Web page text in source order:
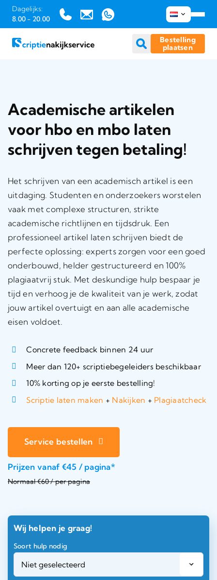
Dagelijks:
8.00 - 20.00
Bestelling
plaatsen
Academische artikelen
voor hbo en mbo laten
schrijven tegen betaling!
Het schrijven van een academisch artikel is een
uitdaging. Studenten en onderzoekers worstelen
vaak met complexe structuren, strikte
academische richtlijnen en tijdsdruk. Een
professioneel artikel laten schrijven biedt de
perfecte oplossing: experts zorgen voor een goed
onderbouwd, helder gestructureerd en 100%
plagiaatvrij stuk. Met deskundige hulp bespaar je
tijd en verhoog je de kwaliteit van je werk, zodat
jouw artikel overtuigt en aan alle academische
eisen voldoet.
Concrete feedback binnen 24 uur
Meer dan 120+ scriptiebegeleiders beschikbaar
10% korting op je eerste bestelling!
Scriptie laten maken + Nakijken + Plagiaatcheck
Service bestellen
Prijzen vanaf €45 / pagina*
Normaal €60 / per pagina
Wij helpen je graag!
Soort hulp nodig